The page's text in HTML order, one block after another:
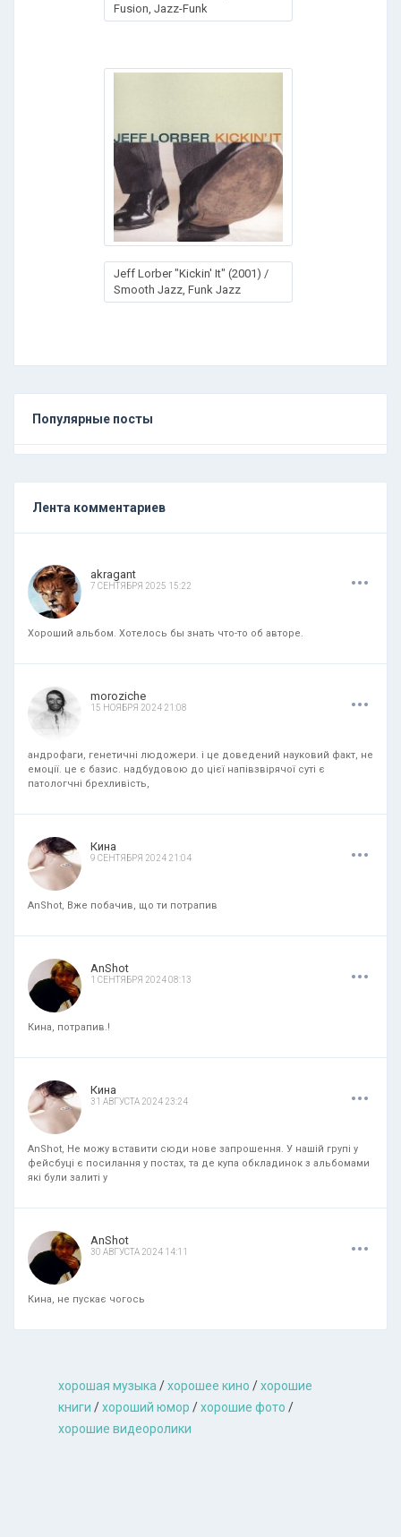
Fusion, Jazz-Funk
Jeff Lorber "Kickin' It" (2001) /
Smooth Jazz, Funk Jazz
Популярные посты
Лента комментариев
akragant
7 СЕНТЯБРЯ 2025 15:22 ...
Хороший альбом. Хотелось бы знать что-то об авторе.
moroziche
15 НОЯБРЯ 2024 21:08 ...
андрофаги, генетичні людожери. і це доведений науковий факт, не
емоції. це є базис. надбудовою до цієї напівзвірячої суті є
патологчні брехливість,
Кина
9 СЕНТЯБРЯ 2024 21:04 ...
AnShot, Вже побачив, що ти потрапив
AnShot
1 СЕНТЯБРЯ 2024 08:13 ...
Кина, потрапив.!
Кина
31 АВГУСТА 2024 23:24 ...
AnShot, Не можу вставити сюди нове запрошення. У нашій групі у
фейсбуці є посилання у постах, та де купа обкладинок з альбомами
які були залиті у
AnShot
30 АВГУСТА 2024 14:11 ...
Кина, не пускає чогось
хорошая музыкa /хорошее кино /хорошие
книги /хороший юмор /хорошие фото /
хорошие видеоролики